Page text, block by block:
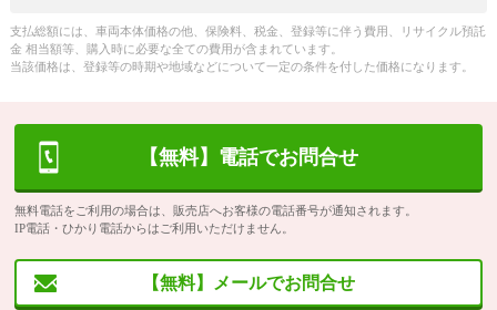
支払総額には、車両本体価格の他、保険料、税金、登録等に伴う費用、リサイクル預託
金 相当額等、購入時に必要な全ての費用が含まれています。
当該価格は、登録等の時期や地域などについて一定の条件を付した価格になります。
【無料】電話でお問合せ
無料電話をご利用の場合は、販売店へお客様の電話番号が通知されます。
IP電話・ひかり電話からはご利用いただけません。
【無料】メールでお問合せ